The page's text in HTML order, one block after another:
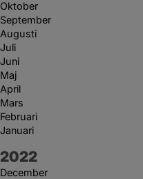
Oktober
September
Augusti
Juli
Juni
Maj
April
Mars
Februari
Januari
År:
2022
December